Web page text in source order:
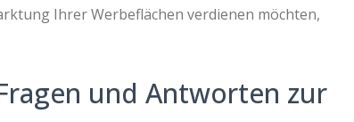
Ihrer Werbeflächen verdienen möchten,
und Antworten zur